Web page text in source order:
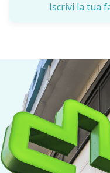
Iscrivi la tua